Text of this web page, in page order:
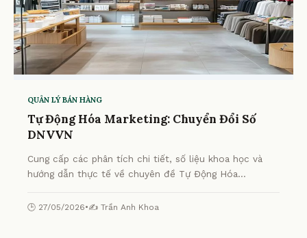
QUẢN LÝ BÁN HÀNG
Tự Động Hóa Marketing: Chuyển Đổi Số
DNVVN
Cung cấp các phân tích chi tiết, số liệu khoa học và
hướng dẫn thực tế về chuyên đề Tự Động Hóa
🕒 27/05/2026•✍️ Trần Anh Khoa